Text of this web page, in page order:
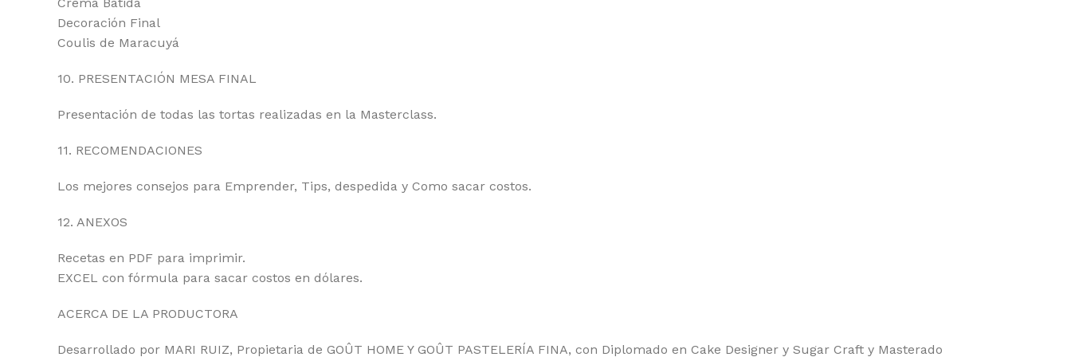
Decoración Final
Coulis de Maracuyá
10. PRESENTACIÓN MESA FINAL
Presentación de todas las tortas realizadas en la Masterclass.
11. RECOMENDACIONES
Los mejores consejos para Emprender, Tips, despedida y Como sacar costos.
12. ANEXOS
Recetas en PDF para imprimir.
EXCEL con fórmula para sacar costos en dólares.
ACERCA DE LA PRODUCTORA
Desarrollado por MARI RUIZ, Propietaria de GOÛT HOME Y GOÛT PASTELERÍA FINA, con Diplomado en Cake Designer y Sugar Craft y Masterado